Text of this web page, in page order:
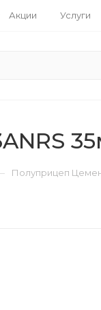
Акции Услуги
Полуприцеп